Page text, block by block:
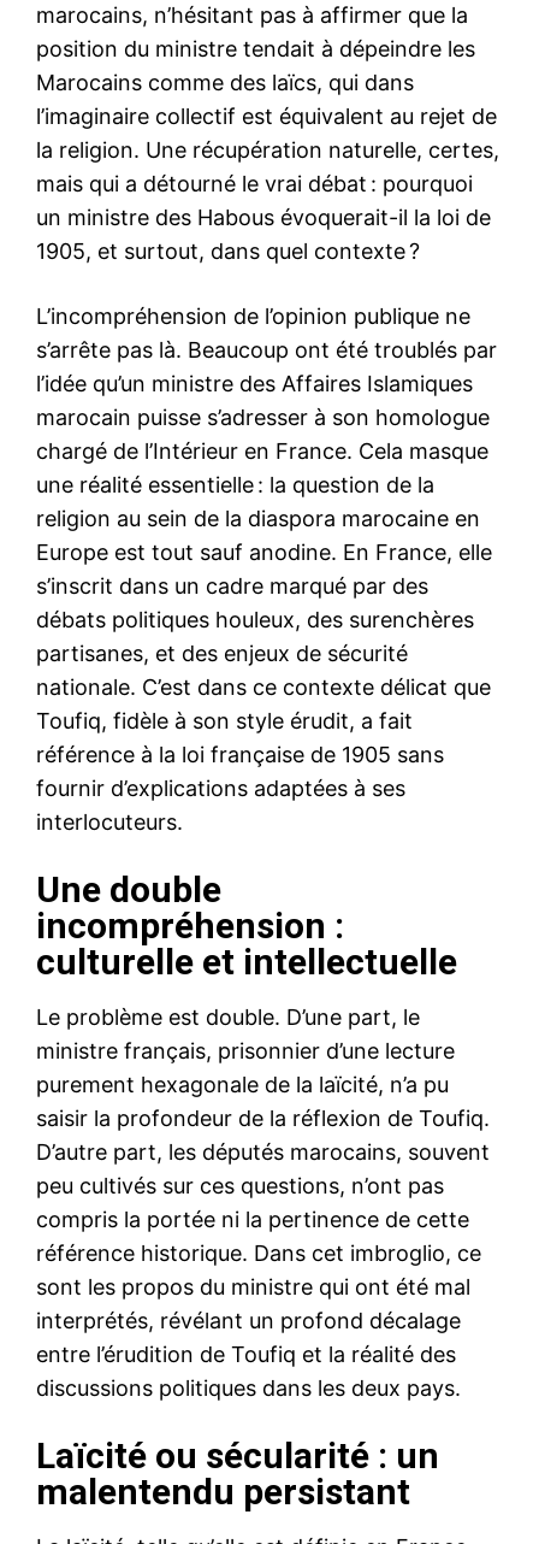
marocains, n’hésitant pas à affirmer que la
position du ministre tendait à dépeindre les
Marocains comme des laïcs, qui dans
l’imaginaire collectif est équivalent au rejet de
la religion. Une récupération naturelle, certes,
mais qui a détourné le vrai débat : pourquoi
un ministre des Habous évoquerait-il la loi de
1905, et surtout, dans quel contexte ?
L’incompréhension de l’opinion publique ne
s’arrête pas là. Beaucoup ont été troublés par
l’idée qu’un ministre des Affaires Islamiques
marocain puisse s’adresser à son homologue
chargé de l’Intérieur en France. Cela masque
une réalité essentielle : la question de la
religion au sein de la diaspora marocaine en
Europe est tout sauf anodine. En France, elle
s’inscrit dans un cadre marqué par des
débats politiques houleux, des surenchères
partisanes, et des enjeux de sécurité
nationale. C’est dans ce contexte délicat que
Toufiq, fidèle à son style érudit, a fait
référence à la loi française de 1905 sans
fournir d’explications adaptées à ses
interlocuteurs.
Une double
incompréhension :
culturelle et intellectuelle
Le problème est double. D’une part, le
ministre français, prisonnier d’une lecture
purement hexagonale de la laïcité, n’a pu
saisir la profondeur de la réflexion de Toufiq.
D’autre part, les députés marocains, souvent
peu cultivés sur ces questions, n’ont pas
compris la portée ni la pertinence de cette
référence historique. Dans cet imbroglio, ce
sont les propos du ministre qui ont été mal
interprétés, révélant un profond décalage
entre l’érudition de Toufiq et la réalité des
discussions politiques dans les deux pays.
Laïcité ou sécularité : un
malentendu persistant